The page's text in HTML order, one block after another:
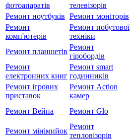
фотоапаратів
телевізорів
Ремонт ноутбуків Ремонт моніторів
Ремонт
комп'ютерів
Ремонт побутової
техніки
Ремонт планшетів
Ремонт
гіробордів
Ремонт
електронних книг
Ремонт smart
годинників
Ремонт ігрових
приставок
Ремонт Action
камер
Ремонт Вейпа Ремонт Glo
Ремонт мiнiмийок
Ремонт
тепловізорів